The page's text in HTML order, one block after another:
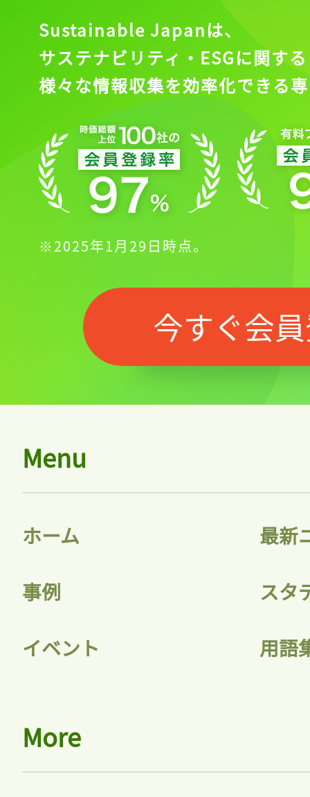
記事をお気に入りに
ログインが必
Sustainable Japanは、
サステナビリティ・ESGに関する
様々な情報収集を効率化できる
※2025年1月29日時点。
今すぐ会
Menu
ホーム 最新
事例 スタ
イベント 用語
More